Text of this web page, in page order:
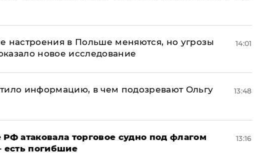
настроения в Польше меняются, но угрозы
новое исследование
14:01
информацию, в чем подозревают Ольгу
13:48
атаковала торговое судно под флагом
есть погибшие
13:16